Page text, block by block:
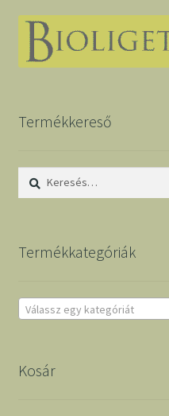
Termékkereső
Keresés:
Termékkategóriák
Válassz egy kategóriát
Kosár